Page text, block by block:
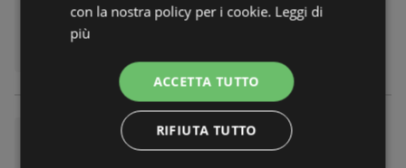
Gustatevi lo spettacolo dei ra
gù Barilla
con la nostra policy per i cookie. Leggi di
più
ACCETTA TUTTO
RIFIUTA TUTTO